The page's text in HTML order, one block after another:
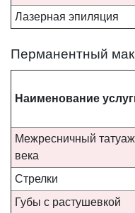
Лазерная эпиляция
Перманентный
Наименование
Межресничный татуаж
века
Стрелки
Губы с растушевкой